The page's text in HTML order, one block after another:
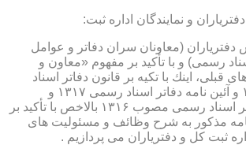
و نمایندگان اداره ثبت:
دفتریاران (معاونان سران دفاتر و عوامل
رسمی) و با تأكید بر مفهوم «معاون و
قبلی، اینك با تكیه بر قانون دفاتر اسناد
رسمی مصوب ۱۳۱۶ و آئین نامه دفاتر اسناد رسمی ۱۳۱۷ و
نظامنامه قانون دفاتر اسناد رسمی مصوب ۱۳۱۶ بالاخص با تأكید بر
و ۲۵ نظامنامه مذكور به شرح وظائف و مسئولیت های
ثبت كل و دفتریاران می پردازیم .